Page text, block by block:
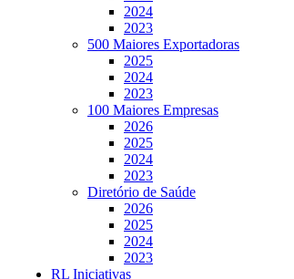
2024
2023
500 Maiores Exportadoras
2025
2024
2023
100 Maiores Empresas
2026
2025
2024
2023
Diretório de Saúde
2026
2025
2024
2023
RL Iniciativas